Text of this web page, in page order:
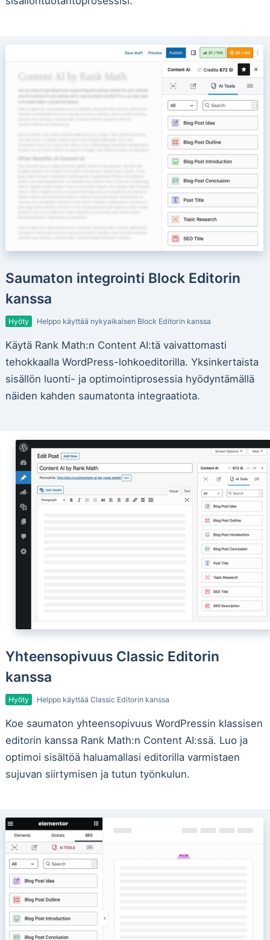
Saumaton integrointi Block Editorin
kanssa
Hyöty Helppo käyttää nykyaikaisen Block Editorin kanssa
Käytä Rank Math:n Content AI:tä vaivattomasti
tehokkaalla WordPress-lohkoeditorilla. Yksinkertaista
sisällön luonti- ja optimointiprosessia hyödyntämällä
näiden kahden saumatonta integraatiota.
Yhteensopivuus Classic Editorin
kanssa
Hyöty Helppo käyttää Classic Editorin kanssa
Koe saumaton yhteensopivuus WordPressin klassisen
editorin kanssa Rank Math:n Content AI:ssä. Luo ja
optimoi sisältöä haluamallasi editorilla varmistaen
sujuvan siirtymisen ja tutun työnkulun.